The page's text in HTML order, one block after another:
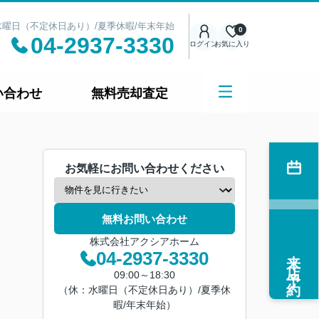
日（不定休日あり）/夏季休暇/年末年始
04-2937-3330 ログインお気に入り
0
合わせ 無料売却査定
お気軽にお問い合わせください
無料お問い合わせ
株式会社アクシアホーム
04-2937-3330
09:00～18:30
（休：水曜日（不定休日あり）/夏季休
暇/年末年始）
来店予約